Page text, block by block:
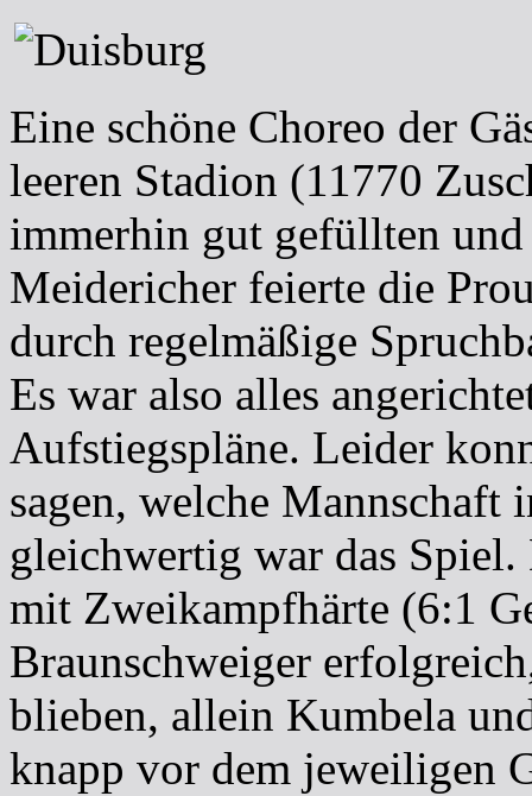
Eine schöne Choreo der
leeren Stadion (11770
immerhin gut gefüllten
Meidericher feierte die
durch regelmäßige
Es war also alles
Aufstiegspläne. Leider
sagen, welche
gleichwertig war das
mit Zweikampfhärte (6:1
Braunschweiger
blieben, allein Kumbela
knapp vor dem jeweiligen